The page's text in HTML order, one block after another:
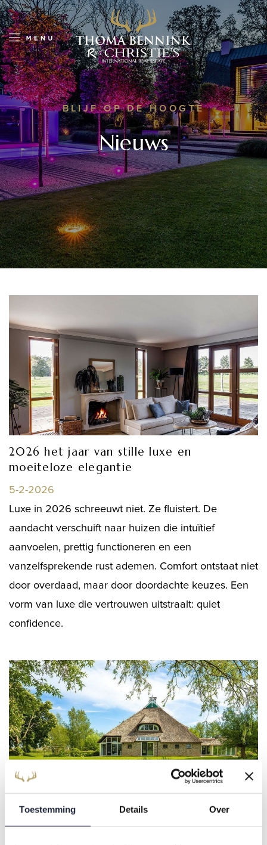
Toestemming Details Over
BLIJF OP DE HOOGTE
Nieuws
2026 het jaar van stille luxe en
moeiteloze elegantie
5-2-2026
Luxe in 2026 schreeuwt niet. Ze fluistert. De
aandacht verschuift naar huizen die intuïtief
aanvoelen, prettig functioneren en een
vanzelfsprekende rust ademen. Comfort ontstaat niet
door overdaad, maar door doordachte keuzes. Een
vorm van luxe die vertrouwen uitstraalt: quiet
confidence.
Monumenten, duurzaamheid en het